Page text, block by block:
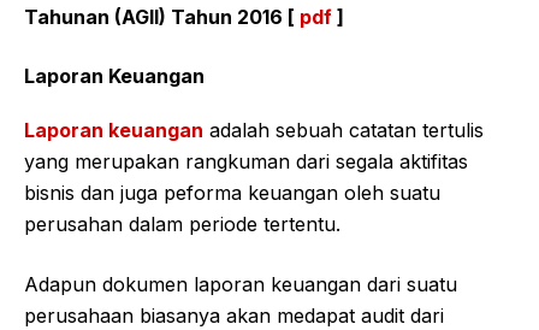
Tahunan (AGII) Tahun 2016 [ pdf ]
Laporan Keuangan
Laporan keuangan adalah sebuah catatan tertulis
yang merupakan rangkuman dari segala aktifitas
bisnis dan juga peforma keuangan oleh suatu
perusahan dalam periode tertentu.
Adapun dokumen laporan keuangan dari suatu
perusahaan biasanya akan medapat audit dari